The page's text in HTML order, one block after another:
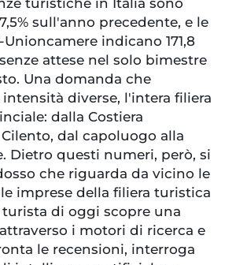
sull'anno precedente, e le
Unioncamere indicano 171,8
attese nel solo bimestre
Una domanda che
diverse, l'intera filiera
dalla Costiera
dal capoluogo alla
Dietro questi numeri, però, si
che riguarda da vicino le
imprese della filiera turistica
turista di oggi scopre una
i motori di ricerca e
le recensioni, interroga